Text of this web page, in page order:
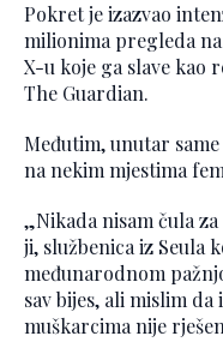
Pokret je izazvao
milionima pregleda
X-u koje ga slave kao
The Guardian.
Međutim, unutar
na nekim mjestima
„Nikada nisam čula
ji, službenica iz Seula
međunarodnom
sav bijes, ali mislim da
muškarcima nije